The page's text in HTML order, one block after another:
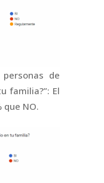
de
familia?”: El
que NO.